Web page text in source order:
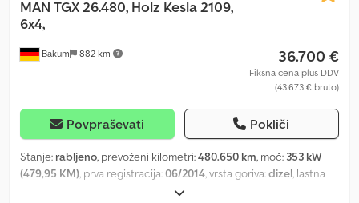
Bakum 882 km
MAN TGX 26.480, Holz Kesla 2109,
6x4,
36.700 €
Fiksna cena plus DDV
(43.673 € bruto)
Povpraševati Pokliči
Stanje: rabljeno, prevoženi kilometri:480.650 km, moč: 353 kW
(479,95 KM), prva registracija:06/2014, vrsta goriva:dizel, lastna
, največja dovoljena obremenitev: